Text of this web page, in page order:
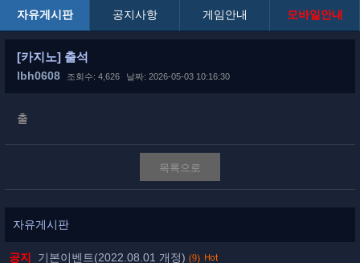
자유게시판 공지사항 게임안내 모바일안내
[카지노] 출석
lbh0608 조회수: 4,626 날짜: 2026-05-03 10:16:30
출
목록으로
자유게시판
공지 기본이벤트(2022.08.01 개정) (9)